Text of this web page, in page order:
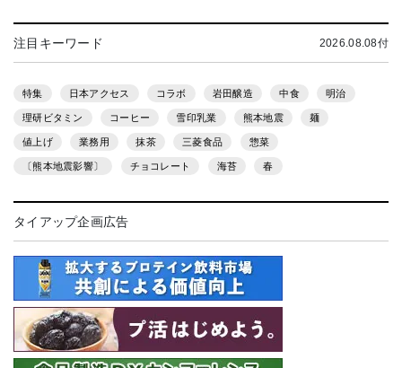
注目キーワード 2026.08.08付
特集 日本アクセス コラボ 岩田醸造 中食 明治
理研ビタミン コーヒー 雪印乳業 熊本地震 麺
値上げ 業務用 抹茶 三菱食品 惣菜
〔熊本地震影響〕 チョコレート 海苔 春
タイアップ企画広告